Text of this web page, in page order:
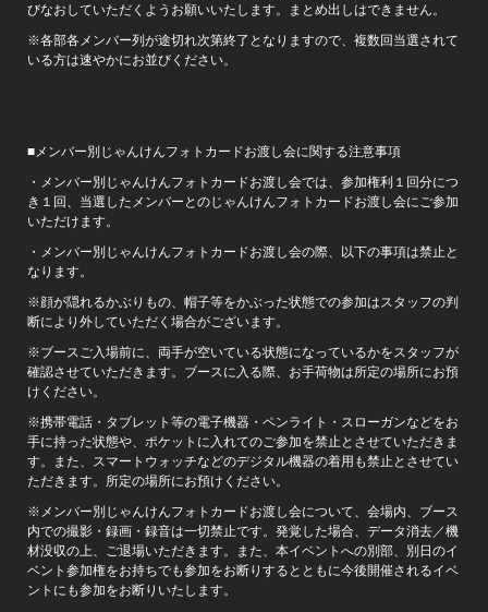
びなおしていただくようお願いいたします。まとめ出しはできません。
※各部各メンバー列が途切れ次第終了となりますので、複数回当選されて
いる方は速やかにお並びください。
■メンバー別じゃんけんフォトカードお渡し会に関する注意事項
・メンバー別じゃんけんフォトカードお渡し会では、参加権利１回分につ
き１回、当選したメンバーとのじゃんけんフォトカードお渡し会にご参加
いただけます。
・メンバー別じゃんけんフォトカードお渡し会の際、以下の事項は禁止と
なります。
※顔が隠れるかぶりもの、帽子等をかぶった状態での参加はスタッフの判
断により外していただく場合がございます。
※ブースご入場前に、両手が空いている状態になっているかをスタッフが
確認させていただきます。ブースに入る際、お手荷物は所定の場所にお預
けください。
※携帯電話・タブレット等の電子機器・ペンライト・スローガンなどをお
手に持った状態や、ポケットに入れてのご参加を禁止とさせていただきま
す。また、スマートウォッチなどのデジタル機器の着用も禁止とさせてい
ただきます。所定の場所にお預けください。
※メンバー別じゃんけんフォトカードお渡し会について、会場内、ブース
内での撮影・録画・録音は一切禁止です。発覚した場合、データ消去／機
材没収の上、ご退場いただきます。また、本イベントへの別部、別日のイ
ベント参加権をお持ちでも参加をお断りするとともに今後開催されるイベ
ントにも参加をお断りいたします。